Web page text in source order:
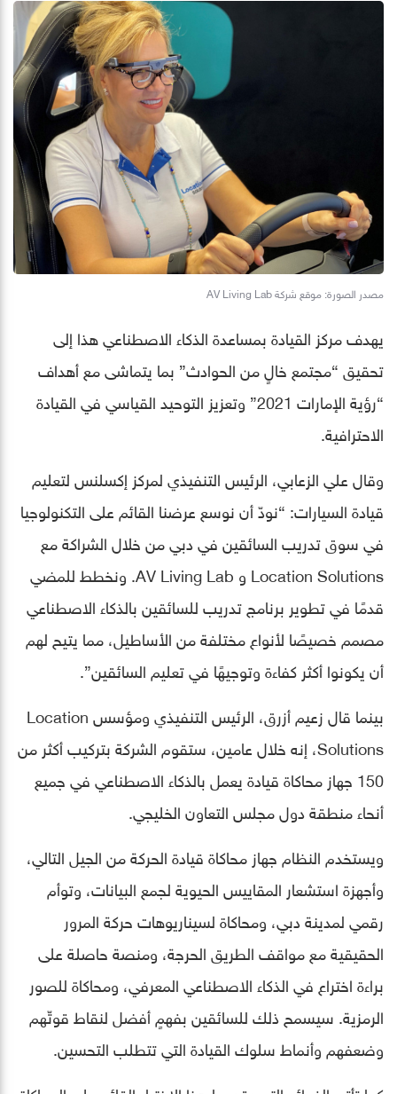
مصدر الصورة: موقع شركة AV Living Lab
يهدف مركز القيادة بمساعدة الذكاء الاصطناعي هذا إلى
تحقيق “مجتمع خالٍ من الحوادث” بما يتماشى مع أهداف
“رؤية الإمارات 2021” وتعزيز التوحيد القياسي في القيادة
الاحترافية.
وقال علي الزعابي، الرئيس التنفيذي لمركز إكسلنس لتعليم
قيادة السيارات: “نودّ أن نوسع عرضنا القائم على التكنولوجيا
في سوق تدريب السائقين في دبي من خلال الشراكة مع
Location Solutions و AV Living Lab. ونخطط للمضي
قدمًا في تطوير برنامج تدريب للسائقين بالذكاء الاصطناعي
مصمم خصيصًا لأنواع مختلفة من الأساطيل، مما يتيح لهم
أن يكونوا أكثر كفاءة وتوجيهًا في تعليم السائقين”.
بينما قال زعيم أزرق، الرئيس التنفيذي ومؤسس Location
Solutions، إنه خلال عامين، ستقوم الشركة بتركيب أكثر من
150 جهاز محاكاة قيادة يعمل بالذكاء الاصطناعي في جميع
أنحاء منطقة دول مجلس التعاون الخليجي.
ويستخدم النظام جهاز محاكاة قيادة الحركة من الجيل التالي،
وأجهزة استشعار المقاييس الحيوية لجمع البيانات، وتوأم
رقمي لمدينة دبي، ومحاكاة لسيناريوهات حركة المرور
الحقيقية مع مواقف الطريق الحرجة، ومنصة حاصلة على
براءة اختراع في الذكاء الاصطناعي المعرفي، ومحاكاة للصور
الرمزية. سيسمح ذلك للسائقين بفهمٍ أفضل لنقاط قوتّهم
وضعفهم وأنماط سلوك القيادة التي تتطلب التحسين.